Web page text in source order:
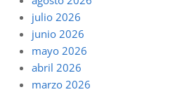
julio 2026
junio 2026
mayo 2026
abril 2026
marzo 2026